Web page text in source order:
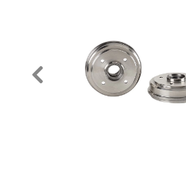
Services